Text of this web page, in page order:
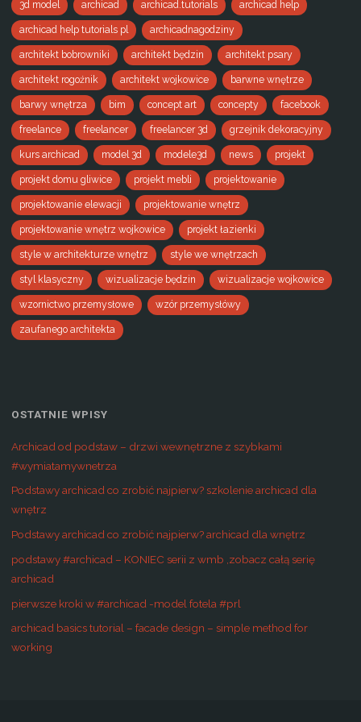
3d model archicad archicad.tutorials archicad help
archicad help tutorials pl archicadnagodziny
architekt bobrowniki architekt będzin architekt psary
architekt rogoźnik architekt wojkowice barwne wnętrze
barwy wnętrza bim concept art concepty facebook
freelance freelancer freelancer 3d grzejnik dekoracyjny
kurs archicad model 3d modele3d news projekt
projekt domu gliwice projekt mebli projektowanie
projektowanie elewacji projektowanie wnętrz
projektowanie wnętrz wojkowice projekt łazienki
style w architekturze wnętrz style we wnętrzach
styl klasyczny wizualizacje będzin wizualizacje wojkowice
wzornictwo przemysłowe wzór przemysłówy
zaufanego architekta
OSTATNIE WPISY
Archicad od podstaw – drzwi wewnętrzne z szybkami
#wymiatamywnetrza
Podstawy archicad co zrobić najpierw? szkolenie archicad dla
wnętrz
Podstawy archicad co zrobić najpierw? archicad dla wnętrz
podstawy #archicad – KONIEC serii z wmb ,zobacz całą serię
archicad
pierwsze kroki w #archicad -model fotela #prl
archicad basics tutorial – facade design – simple method for
working